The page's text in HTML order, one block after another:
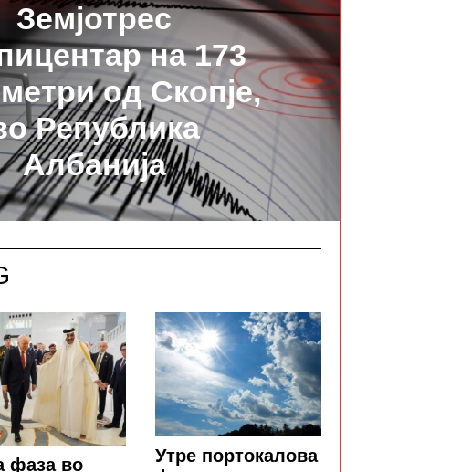
Земјотрес
на 173
од Скопје,
Република
Албанија
фаза во
Утре портокалова